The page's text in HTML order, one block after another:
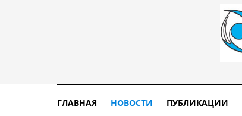
ГЛАВНАЯ НОВОСТИ ПУБЛИКАЦИИ